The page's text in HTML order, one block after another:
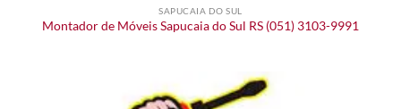
SAPUCAIA DO SUL
Montador de Móveis Sapucaia do Sul RS (051) 3103-9991